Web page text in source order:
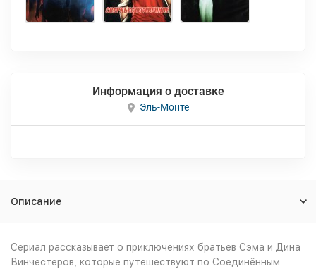
Информация о доставке
Эль-Монте
Описание
Сериал рассказывает о приключениях братьев Сэма и Дина
Винчестеров, которые путешествуют по Соединённым